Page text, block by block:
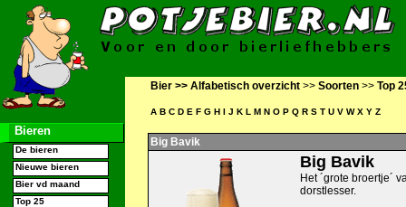
Bieren
De bieren
Nieuwe bieren
Bier vd maand
Top 25
Bier >> Alfabetisch overzicht >> Soorten >> Top
A B C D E F G H I J K L M N O P Q R S T U V W X Y Z
Big Bavik
Big Bavik
Het ´grote broertje´
dorstlesser.